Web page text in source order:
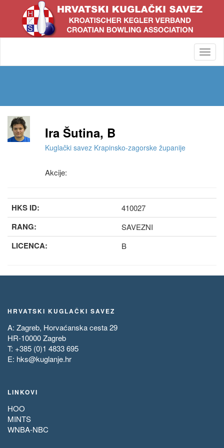
Ira Šutina, B
Kuglački savez Krapinsko-zagorske županije
Akcije:
HKS ID: 410027
RANG: SAVEZNI
LICENCA: B
HRVATSKI KUGLAČKI SAVEZ
A: Zagreb, Horvaćanska cesta 29
HR-10000 Zagreb
T: +385 (0)1 4833 695
E: hks@kuglanje.hr
LINKOVI
HOO
MINTS
WNBA-NBC